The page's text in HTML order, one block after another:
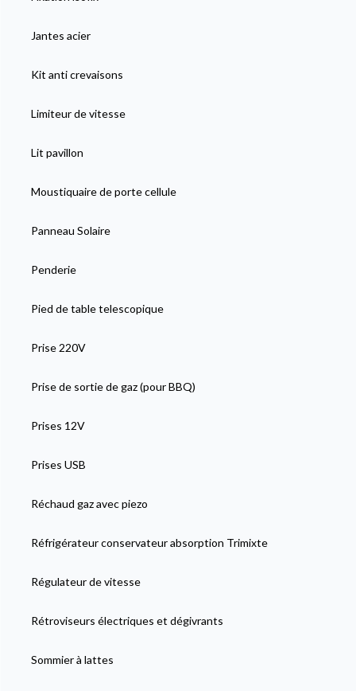
Jantes acier
Kit anti crevaisons
Limiteur de vitesse
Lit pavillon
Moustiquaire de porte cellule
Panneau Solaire
Penderie
Pied de table telescopique
Prise 220V
Prise de sortie de gaz (pour BBQ)
Prises 12V
Prises USB
Réchaud gaz avec piezo
Réfrigérateur conservateur absorption Trimixte
Régulateur de vitesse
Rétroviseurs électriques et dégivrants
Sommier à lattes